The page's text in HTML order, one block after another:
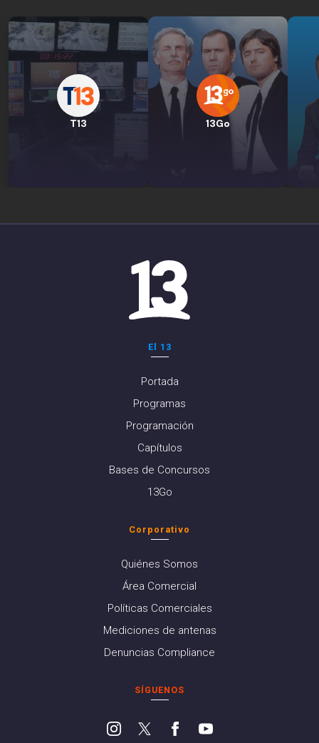
T13 13Go
El 13
Portada
Programas
Programación
Capítulos
Bases de Concursos
13Go
Corporativo
Quiénes Somos
Área Comercial
Políticas Comerciales
Mediciones de antenas
Denuncias Compliance
SÍGUENOS